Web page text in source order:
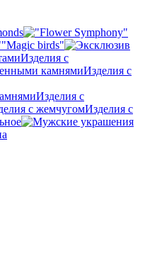
"Magic birds"
Изделия с
Изделия с
Изделия с
Изделия с